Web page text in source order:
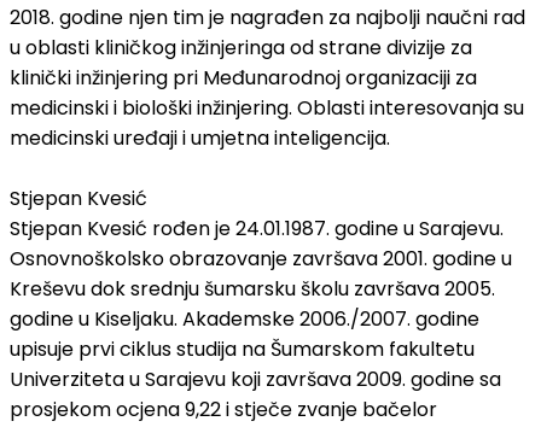
2018. godine njen tim je nagrađen za najbolji naučni rad
u oblasti kliničkog inžinjeringa od strane divizije za
klinički inžinjering pri Međunarodnoj organizaciji za
medicinski i biološki inžinjering. Oblasti interesovanja su
medicinski uređaji i umjetna inteligencija.
Stjepan Kvesić
Stjepan Kvesić rođen je 24.01.1987. godine u Sarajevu.
Osnovnoškolsko obrazovanje završava 2001. godine u
Kreševu dok srednju šumarsku školu završava 2005.
godine u Kiseljaku. Akademske 2006./2007. godine
upisuje prvi ciklus studija na Šumarskom fakultetu
Univerziteta u Sarajevu koji završava 2009. godine sa
prosjekom ocjena 9,22 i stječe zvanje bačelor